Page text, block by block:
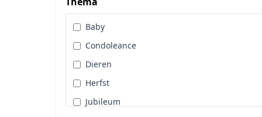
Inkt
Kleurpotloden
Knipvellen
Lijm & Tape
Linnenkarton
Lint
Copic
Craft & You
Crealies
Cards Only
Diamond Paint
Diversen
Glitters
Hobbydots
Hoeken en Randen
Baby
Condoleance
Dieren
Herfst
Jubileum